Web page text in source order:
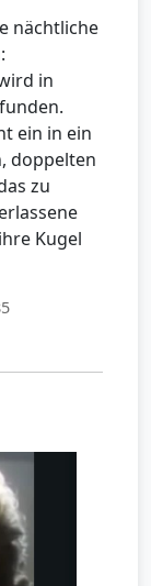
nächtliche
in
ein in ein
doppelten
zu
Kugel